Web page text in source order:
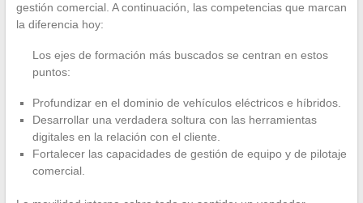
gestión comercial. A continuación, las competencias que marcan
la diferencia hoy:
Los ejes de formación más buscados se centran en estos
puntos:
Profundizar en el dominio de vehículos eléctricos e híbridos.
Desarrollar una verdadera soltura con las herramientas
digitales en la relación con el cliente.
Fortalecer las capacidades de gestión de equipo y de pilotaje
comercial.